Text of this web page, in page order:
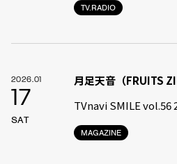
TV.RADIO
2026.01
17
SAT
MAGAZINE
月足天音（FRUITS
TVnavi SMILE vol.56